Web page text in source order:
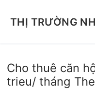
THỊ TRƯỜNG
Cho thuê căn
trieu/ tháng